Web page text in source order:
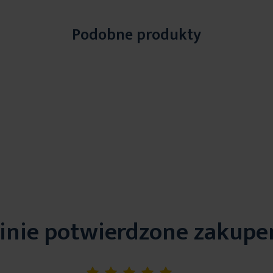
Podobne produkty
potwierdzone